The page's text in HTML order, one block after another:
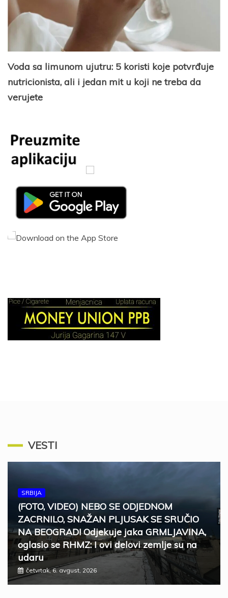
Voda sa limunom ujutru: 5 koristi koje potvrđuje
nutricionista, ali i jedan mit u koji ne treba da
verujete
VESTI
SRBIJA
(FOTO, VIDEO) NEBO SE ODJEDNOM
ZACRNILO, SNAŽAN PLJUSAK SE SRUČIO
NA BEOGRAD! Odjekuje jaka GRMLJAVINA,
oglasio se RHMZ: I ovi delovi zemlje su na
udaru
četvrtak, 6. avgust, 2026